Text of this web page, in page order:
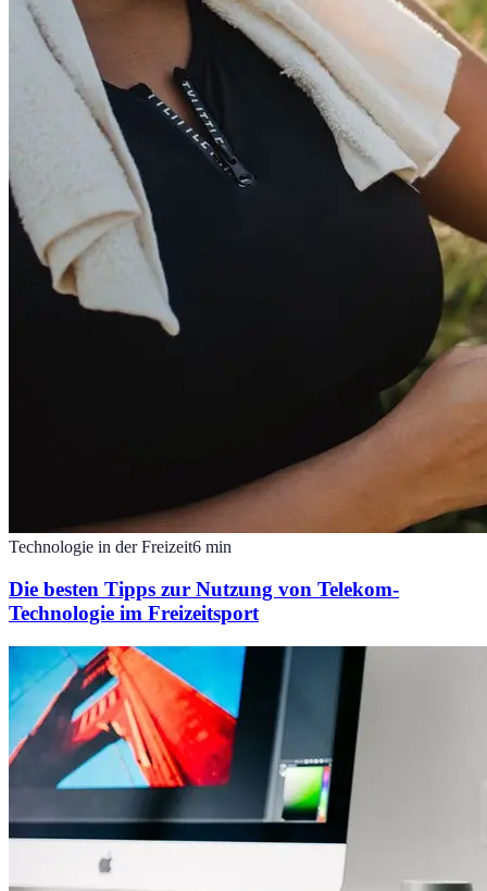
Technologie in der Freizeit6 min
Die besten Tipps zur Nutzung von Telekom-
Technologie im Freizeitsport